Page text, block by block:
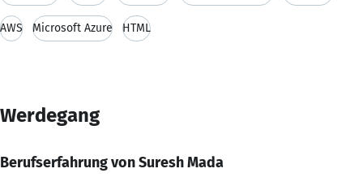
AWS Microsoft Azure HTML
Werdegang
Berufserfahrung von Suresh Mada